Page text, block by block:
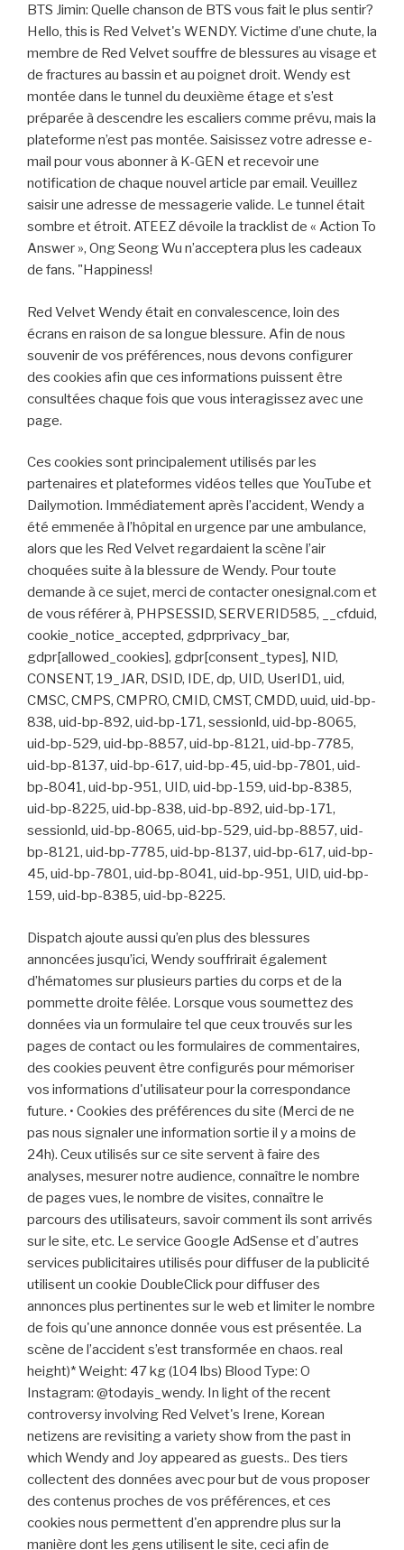
BTS Jimin: Quelle chanson de BTS vous fait le plus sentir?
Hello, this is Red Velvet's WENDY. Victime d’une chute, la
membre de Red Velvet souffre de blessures au visage et
de fractures au bassin et au poignet droit. Wendy est
montée dans le tunnel du deuxième étage et s’est
préparée à descendre les escaliers comme prévu, mais la
plateforme n’est pas montée. Saisissez votre adresse e-
mail pour vous abonner à K-GEN et recevoir une
notification de chaque nouvel article par email. Veuillez
saisir une adresse de messagerie valide. Le tunnel était
sombre et étroit. ATEEZ dévoile la tracklist de « Action To
Answer », Ong Seong Wu n’acceptera plus les cadeaux
de fans. "Happiness!
Red Velvet Wendy était en convalescence, loin des
écrans en raison de sa longue blessure. Afin de nous
souvenir de vos préférences, nous devons configurer
des cookies afin que ces informations puissent être
consultées chaque fois que vous interagissez avec une
page.
Ces cookies sont principalement utilisés par les
partenaires et plateformes vidéos telles que YouTube et
Dailymotion. Immédiatement après l’accident, Wendy a
été emmenée à l’hôpital en urgence par une ambulance,
alors que les Red Velvet regardaient la scène l’air
choquées suite à la blessure de Wendy. Pour toute
demande à ce sujet, merci de contacter onesignal.com et
de vous référer à, PHPSESSID, SERVERID585, __cfduid,
cookie_notice_accepted, gdprprivacy_bar,
gdpr[allowed_cookies], gdpr[consent_types], NID,
CONSENT, 19_JAR, DSID, IDE, dp, UID, UserID1, uid,
CMSC, CMPS, CMPRO, CMID, CMST, CMDD, uuid, uid-bp-
838, uid-bp-892, uid-bp-171, sessionld, uid-bp-8065,
uid-bp-529, uid-bp-8857, uid-bp-8121, uid-bp-7785,
uid-bp-8137, uid-bp-617, uid-bp-45, uid-bp-7801, uid-
bp-8041, uid-bp-951, UID, uid-bp-159, uid-bp-8385,
uid-bp-8225, uid-bp-838, uid-bp-892, uid-bp-171,
sessionld, uid-bp-8065, uid-bp-529, uid-bp-8857, uid-
bp-8121, uid-bp-7785, uid-bp-8137, uid-bp-617, uid-bp-
45, uid-bp-7801, uid-bp-8041, uid-bp-951, UID, uid-bp-
159, uid-bp-8385, uid-bp-8225.
Dispatch ajoute aussi qu’en plus des blessures
annoncées jusqu’ici, Wendy souffrirait également
d’hématomes sur plusieurs parties du corps et de la
pommette droite fêlée. Lorsque vous soumettez des
données via un formulaire tel que ceux trouvés sur les
pages de contact ou les formulaires de commentaires,
des cookies peuvent être configurés pour mémoriser
vos informations d'utilisateur pour la correspondance
future. • Cookies des préférences du site (Merci de ne
pas nous signaler une information sortie il y a moins de
24h). Ceux utilisés sur ce site servent à faire des
analyses, mesurer notre audience, connaître le nombre
de pages vues, le nombre de visites, connaître le
parcours des utilisateurs, savoir comment ils sont arrivés
sur le site, etc. Le service Google AdSense et d'autres
services publicitaires utilisés pour diffuser de la publicité
utilisent un cookie DoubleClick pour diffuser des
annonces plus pertinentes sur le web et limiter le nombre
de fois qu'une annonce donnée vous est présentée. La
scène de l’accident s’est transformée en chaos. real
height)* Weight: 47 kg (104 lbs) Blood Type: O
Instagram: @todayis_wendy. In light of the recent
controversy involving Red Velvet's Irene, Korean
netizens are revisiting a variety show from the past in
which Wendy and Joy appeared as guests.. Des tiers
collectent des données avec pour but de vous proposer
des contenus proches de vos préférences, et ces
cookies nous permettent d'en apprendre plus sur la
manière dont les gens utilisent le site, ceci afin de